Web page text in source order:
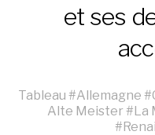
et ses
Tableau #Allemagne #
Alte Meister#La
#